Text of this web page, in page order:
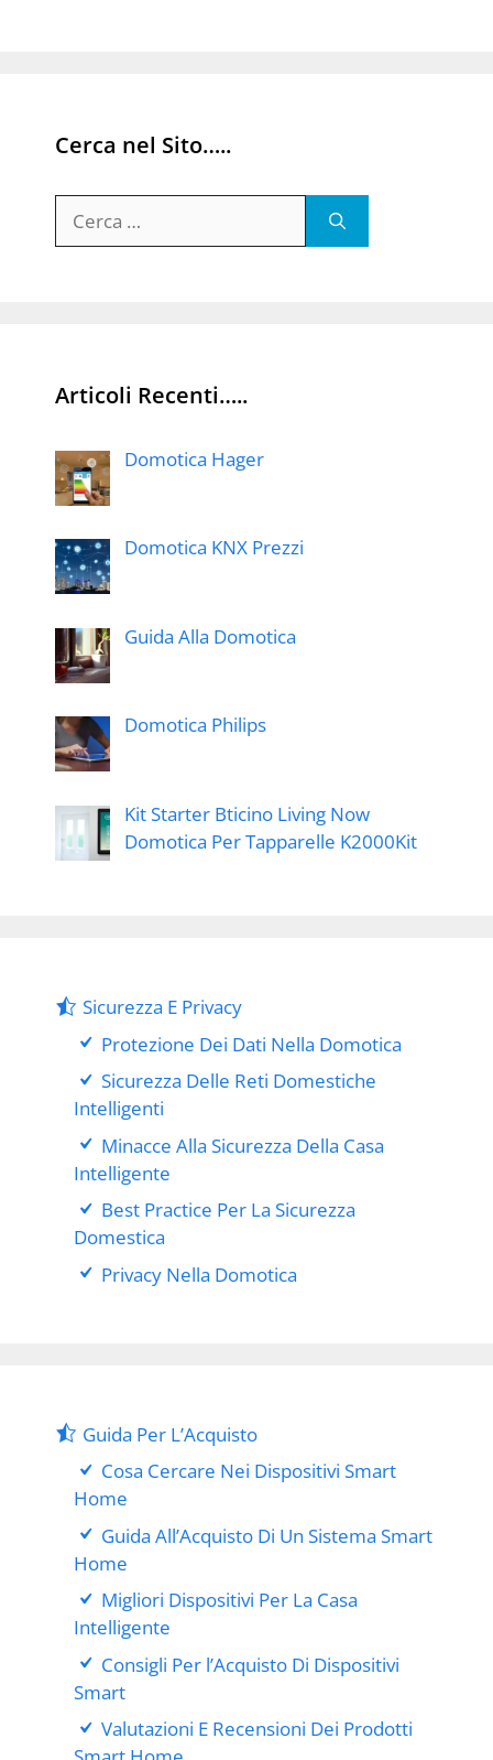
Cerca nel Sito…..
per:
Articoli Recenti…..
Domotica Hager
Domotica KNX Prezzi
Guida Alla Domotica
Domotica Philips
Kit Starter Bticino Living Now
Domotica Per Tapparelle K2000Kit
Sicurezza E Privacy
Protezione Dei Dati Nella Domotica
Sicurezza Delle Reti Domestiche
Intelligenti
Minacce Alla Sicurezza Della Casa
Intelligente
Best Practice Per La Sicurezza
Domestica
Privacy Nella Domotica
Guida Per L’Acquisto
Cosa Cercare Nei Dispositivi Smart
Home
Guida All’Acquisto Di Un Sistema Smart
Home
Migliori Dispositivi Per La Casa
Intelligente
Consigli Per l’Acquisto Di Dispositivi
Smart
Valutazioni E Recensioni Dei Prodotti